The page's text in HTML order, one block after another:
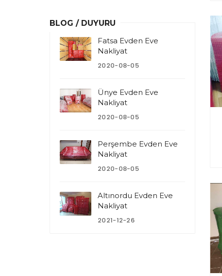
BLOG / DUYURU
Fatsa Evden Eve
Nakliyat
2020-08-05
Ünye Evden Eve
Nakliyat
2020-08-05
Perşembe Evden Eve
Nakliyat
2020-08-05
Altınordu Evden Eve
Nakliyat
2021-12-26